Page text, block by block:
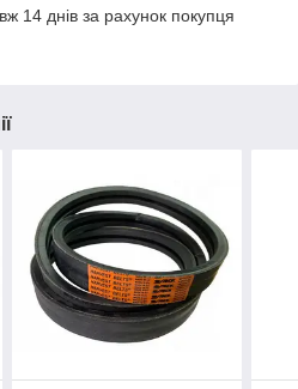
14 днів за рахунок покупця